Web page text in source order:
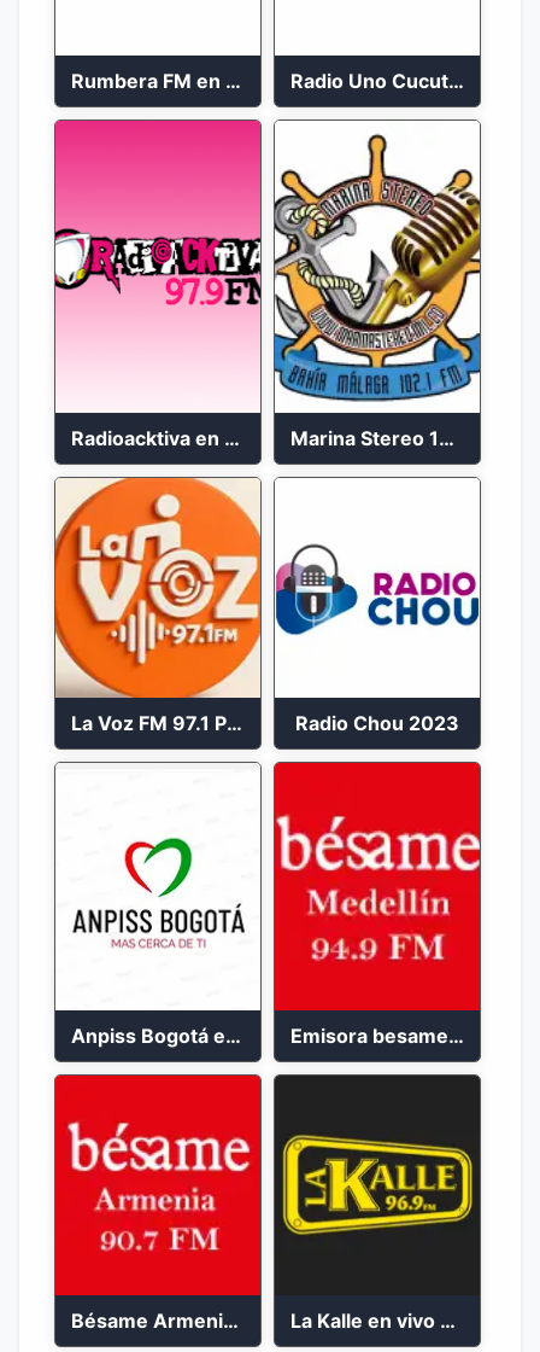
Rumbera FM en vivo 24/7 Radio Uno Cucuta 91.7 FM
Radioacktiva en vivo 97.9 FM Marina Stereo 102.1 FM
La Voz FM 97.1 Popayán en Vivo Radio Chou 2023
Anpiss Bogotá emisora 2023 Emisora besame medellín 2023
Bésame Armenia en vivo 2023 La Kalle en vivo 2023